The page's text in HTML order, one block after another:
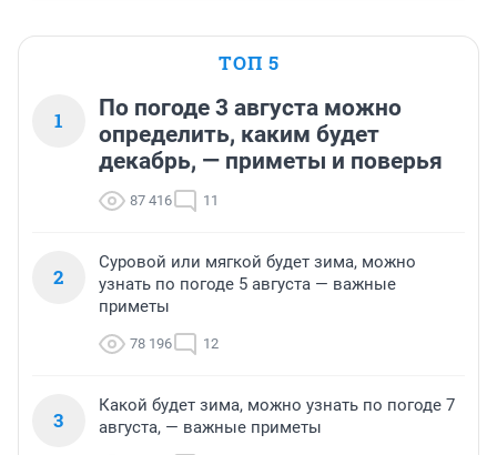
ТОП 5
1
По погоде 3 августа можно
определить, каким будет
декабрь, — приметы и поверья
87 416 11
2
Суровой или мягкой будет зима, можно
узнать по погоде 5 августа — важные
приметы
78 196 12
3
Какой будет зима, можно узнать по погоде 7
августа, — важные приметы